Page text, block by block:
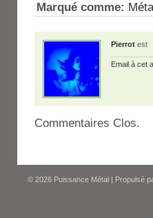
Marqué comme:
Pierrot est
Email à cet
Commentaires Clos.
© 2026 Puissance Métal | Propulsé